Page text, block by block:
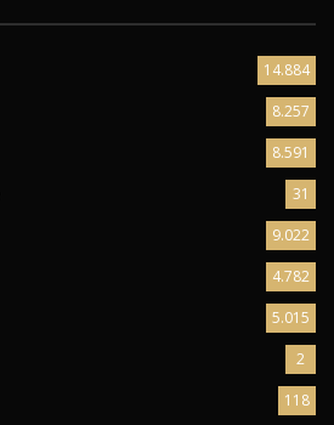
14.884
8.257
8.591
31
9.022
4.782
5.015
2
118